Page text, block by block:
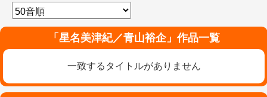
「 星名美津紀／青山裕企」作品一覧
一致するタイトルがありません